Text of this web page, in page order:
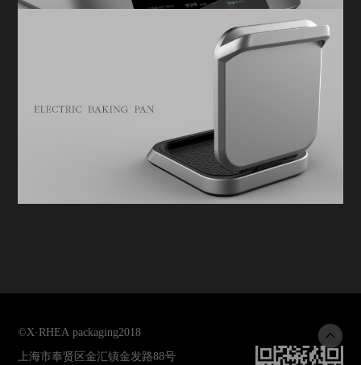
© X·RHEA packaging2018
上海市奉贤区金汇镇金发路88号